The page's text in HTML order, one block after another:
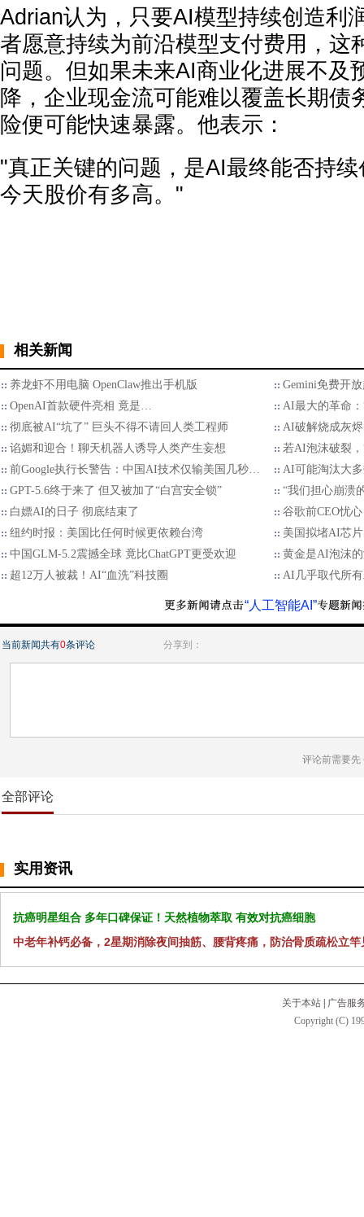
Adrian认为，只要AI模型持续创造利
者愿意持续为前沿模型支付费用，这
问题。但如果未来AI商业化进展不及
降，企业现金流可能难以覆盖长期债
险便可能快速暴露。他表示：
"真正关键的问题，是AI最终能否持
今天股价有多高。"
相关新闻
养龙虾不用电脑 OpenClaw推出手机版
Gemini免费开
OpenAI首款硬件亮相 竟是…
AI最大的革命
彻底被AI“坑了” 巨头不得不请回人类工程师
AI破解烧成灰
谄媚和迎合！聊天机器人诱导人类产生妄想
若AI泡沫破裂
前Google执行长警告：中国AI技术仅输美国几秒…
AI可能淘汰大
GPT-5.6终于来了 但又被加了“白宫安全锁”
“我们担心崩溃
白嫖AI的日子 彻底结束了
谷歌前CEO忧
纽约时报：美国比任何时候更依赖台湾
美国拟堵AI芯
中国GLM-5.2震撼全球 竟比ChatGPT更受欢迎
黄金是AI泡沫
超12万人被裁！AI“血洗”科技圈
AI几乎取代所
“人工智能AI”
当前新闻共有0条评论 分享到：
评论前需要先
全部评论
实用资讯
抗癌明星组合 多年口碑保证！天然植物萃取 有效对抗癌细胞
中老年补钙必备，2星期消除夜间抽筋、腰背疼痛，防治骨质疏松立竿
关于本站
广告服
Copyright (C)